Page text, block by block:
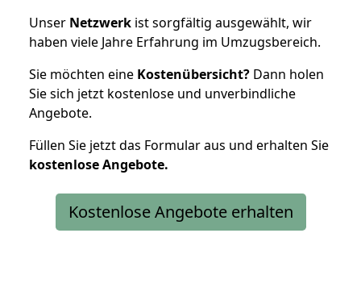
Unser Netzwerk ist sorgfältig ausgewählt, wir
haben viele Jahre Erfahrung im Umzugsbereich.
Sie möchten eine Kostenübersicht? Dann holen
Sie sich jetzt kostenlose und unverbindliche
Angebote.
Füllen Sie jetzt das Formular aus und erhalten Sie
kostenloseAngebote.
Kostenlose Angebote erhalten